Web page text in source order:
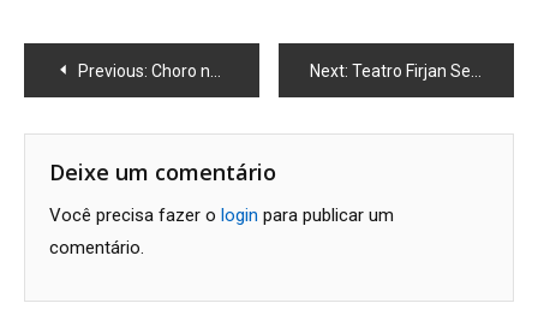
Navegação
de
Post
Previous: Choro na Rua Acontece na Próxima Sexta com a Banda Pra Maria Next: Teatro Firjan Sesi Macaé: Programação de Maio de 2025
Deixe um comentário
Você precisa fazer o login para publicar um
comentário.